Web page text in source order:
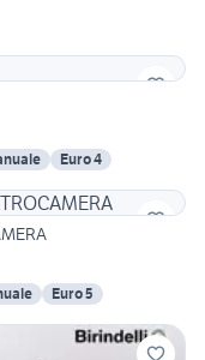
Euro 4
Euro 5